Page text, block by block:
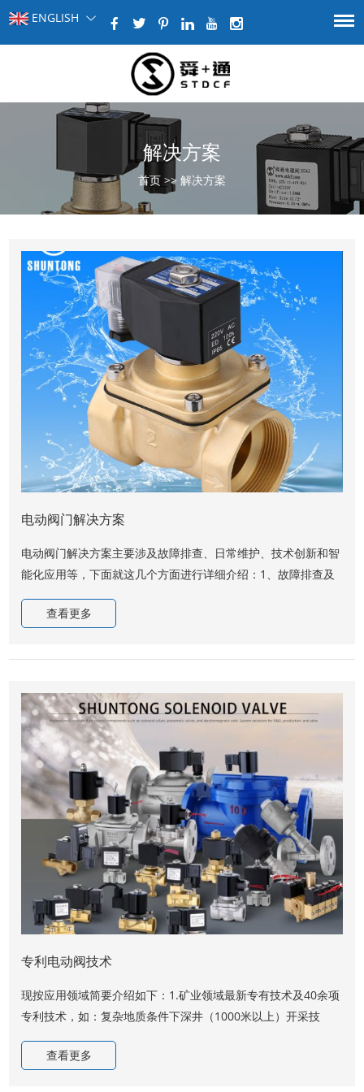
ENGLISH
解决方案
首页 >> 解决方案
电动阀门解决方案
电动阀门解决方案主要涉及故障排查、日常维护、技术创新和智
能化应用等，下面就这几个方面进行详细介绍：1、故障排查及
解决方案电源检查：首先确认电源是否正常，包括电压是否稳
定，电池电量是否充足。若电源出现问题，应及时维修或更换。
查传动机构是否灵活，是否需要添加润滑油。行程开关及限位设
检查行程限...
查看更多
专利电动阀技术
现按应用领域简要介绍如下：1.矿业领域最新专有技术及40余项
专利技术，如：复杂地质条件下深井（1000米以上）开采技
术、充填无废料开采技术、高寒地区超大型矿床开采技术、超大
型岩溶堆积型铝土矿露天开采及工程复垦技术、地下矿床极不稳
查看更多